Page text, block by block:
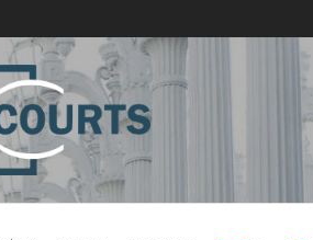
e diferença cultural na prática judicial portuguesa